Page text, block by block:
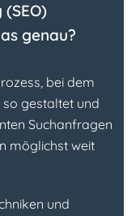
genau?
bei dem
so gestaltet und
Suchanfragen
möglichst weit
und